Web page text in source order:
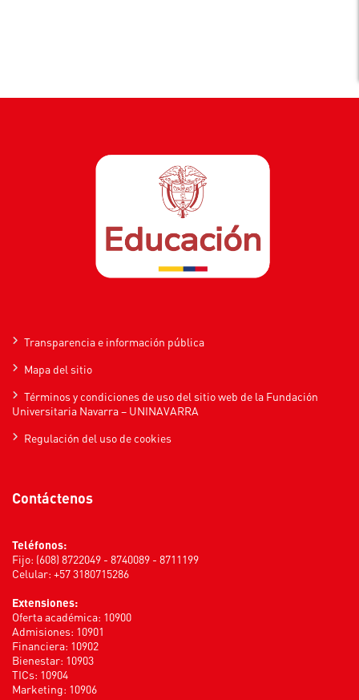
Transparencia e información pública
Mapa del sitio
Términos y condiciones de uso del sitio web de la Fundación
Universitaria Navarra – UNINAVARRA
Regulación del uso de cookies
Contáctenos
Teléfonos:
Fijo: (608) 8722049 - 8740089 - 8711199
Celular: +57 3180715286
Extensiones:
Oferta académica: 10900
Admisiones: 10901
Financiera: 10902
Bienestar: 10903
TICs: 10904
Marketing: 10906